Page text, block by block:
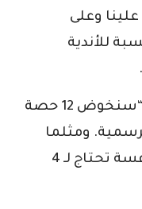
وعلى
للأندية
وواصل مدرب المنتخب المحلي: “سنخوض 12 حصة
ومثلما
تعلمون حتى تكون جاهزا لأي منافسة تحتاج لـ 4